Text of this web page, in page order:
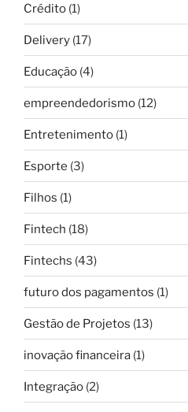
Crédito (1)
Delivery (17)
Educação (4)
empreendedorismo (12)
Entretenimento (1)
Esporte (3)
Filhos (1)
Fintech (18)
Fintechs (43)
futuro dos pagamentos (1)
Gestão de Projetos (13)
inovação financeira (1)
Integração (2)